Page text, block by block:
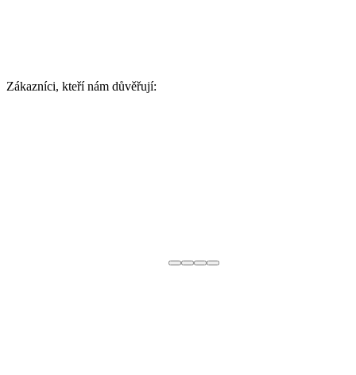
Zákazníci, kteří nám důvěřují: